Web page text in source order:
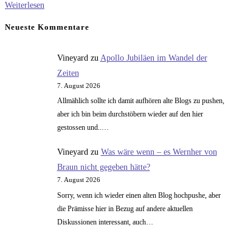
Weiterlesen
Neueste Kommentare
Vineyard zu Apollo Jubiläen im Wandel der
Zeiten
7. August 2026
Allmählich sollte ich damit aufhören alte Blogs zu pushen,
aber ich bin beim durchstöbern wieder auf den hier
gestossen und..…
Vineyardzu Was wäre wenn – es Wernher von
Braun nicht gegeben hätte?
7. August 2026
Sorry, wenn ich wieder einen alten Blog hochpushe, aber
die Prämisse hier in Bezug auf andere aktuellen
Diskussionen interessant, auch…